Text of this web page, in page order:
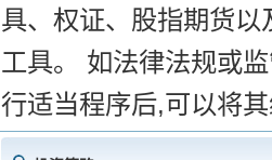
具、权证、股指期货
工具。 如法律法规或
行适当程序后,可以将